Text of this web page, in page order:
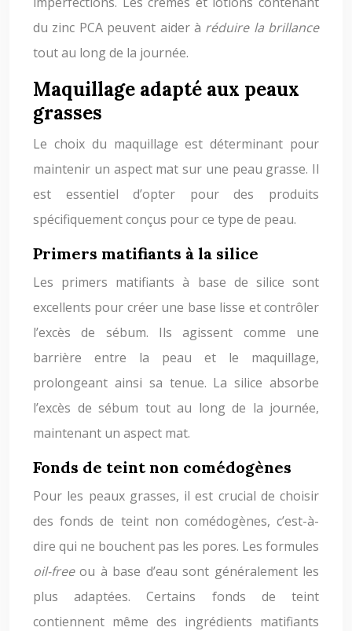
du zinc PCA peuvent aider à réduire la brillance
tout au long de la journée.
Maquillage adapté aux peaux
grasses
Le choix du maquillage est déterminant pour
maintenir un aspect mat sur une peau grasse. Il
est essentiel d’opter pour des produits
spécifiquement conçus pour ce type de peau.
Primers matifiants à la silice
Les primers matifiants à base de silice sont
excellents pour créer une base lisse et contrôler
l’excès de sébum. Ils agissent comme une
barrière entre la peau et le maquillage,
prolongeant ainsi sa tenue. La silice absorbe
l’excès de sébum tout au long de la journée,
maintenant un aspect mat.
Fonds de teint non comédogènes
Pour les peaux grasses, il est crucial de choisir
des fonds de teint non comédogènes, c’est-à-
dire qui ne bouchent pas les pores. Les formules
oil-freeou à base d’eau sont généralement les
plus adaptées. Certains fonds de teint
contiennent même des ingrédients matifiants